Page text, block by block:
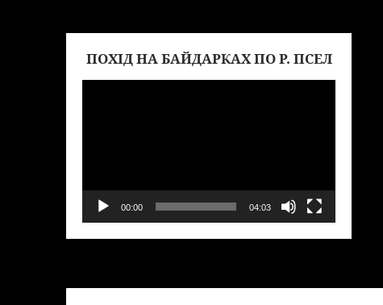
ПОХІД НА БАЙДАРКАХ ПО Р. ПСЕЛ
00:00 04:03